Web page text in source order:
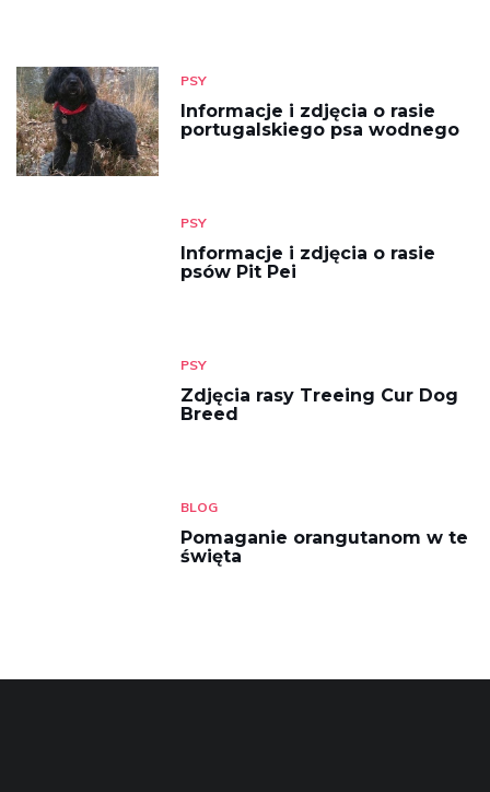
PSY
Informacje i zdjęcia o rasie
portugalskiego psa wodnego
PSY
Informacje i zdjęcia o rasie
psów Pit Pei
PSY
Zdjęcia rasy Treeing Cur Dog
Breed
BLOG
Pomaganie orangutanom w te
święta